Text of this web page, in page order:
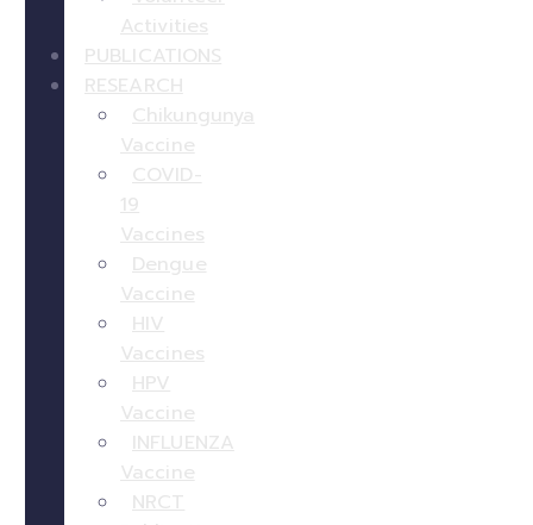
Activities
PUBLICATIONS
RESEARCH
Chikungunya
Vaccine
COVID-
19
Vaccines
Dengue
Vaccine
HIV
Vaccines
HPV
Vaccine
INFLUENZA
Vaccine
NRCT